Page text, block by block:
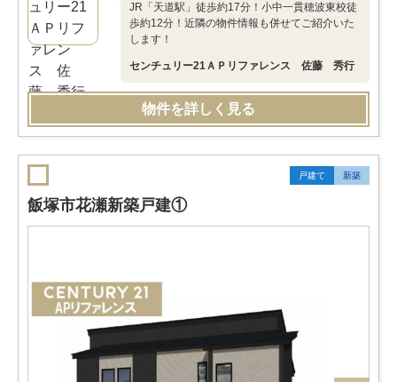
JR「天道駅」徒歩約17分！小中一貫穂波東校徒
歩約12分！近隣の物件情報も併せてご紹介いた
します！
センチュリー21ＡＰリファレンス 佐藤 秀行
物件を詳しく見る
戸建て 新築
飯塚市花瀬新築戸建①